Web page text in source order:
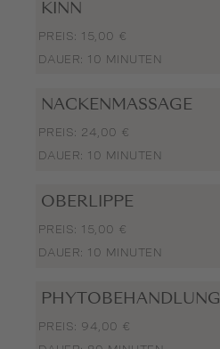
KINN
PREIS: 15,00 €
DAUER: 10 MINUTEN
NACKENMASSAGE
PREIS: 24,00 €
DAUER: 10 MINUTEN
OBERLIPPE
PREIS: 15,00 €
DAUER: 10 MINUTEN
PHYTOBEHANDLUNG
PREIS: 94,00 €